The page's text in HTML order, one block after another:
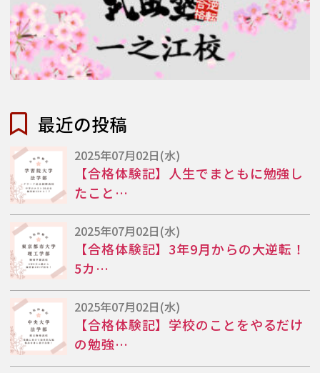
最近の投稿
2025年07月02日(水)
【合格体験記】人生でまともに勉強し
たこと…
2025年07月02日(水)
【合格体験記】3年9月からの大逆転！
5カ…
2025年07月02日(水)
【合格体験記】学校のことをやるだけ
の勉強…